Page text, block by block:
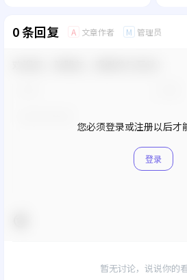
0 条回复 A 文章作者 M 管理员
您必须登录或注册以后才
登录
暂无讨论，说说你的